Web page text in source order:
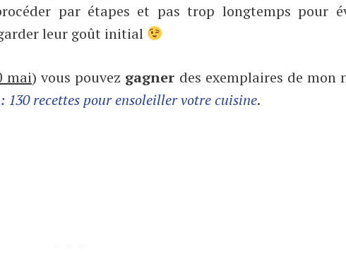
par étapes et pas trop longtemps pour
leur goût initial
mai) vous pouvez gagner des exemplaires de mon
recettes pour ensoleiller votre cuisine.